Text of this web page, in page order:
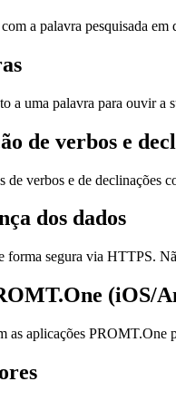
a palavra pesquisada
a uma palavra para ouvir a
de verbos e
verbos e de declinações
dos dados
forma segura via HTTPS.
(iOS/
as aplicações